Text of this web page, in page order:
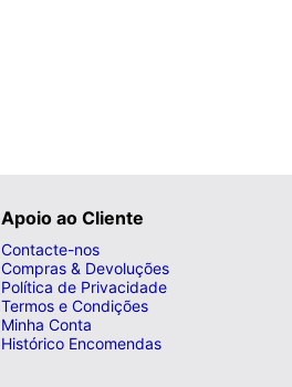
Apoio ao Cliente
Contacte-nos
Compras & Devoluções
Política de Privacidade
Termos e Condições
Minha Conta
Histórico Encomendas